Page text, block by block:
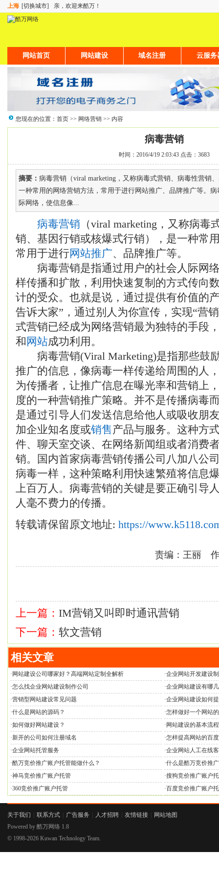
上海 [切换城市] 亲，欢迎来酷万！
网站首页 网站建设 域名注册 云服务
您现在的位置： 首页 >> 网络营销 >> 内容
病毒营销
时间：2016/4/19 2:03:43 点击：3683
摘要： 病毒营销（viral marketing，又称病毒式营销、病毒性营销
一种常用的网络营销方法，常用于进行网站推广、品牌推广等。
际网络，使信息像...
病毒营销 （viral marketing，又称病毒
销、基因行销或核爆式行销），是一种常
常用于进行网站推广、品牌推广等。
病毒营销是指通过用户的社会人际网
样传播和扩散，利用快速复制的方式传向
计的受众。也就是说，通过提供有价值的
告诉大家”，通过别人为你宣传，实现“营
式营销已经成为网络营销最为独特的手段
和 网站成功利用。
病毒营销(Viral Marketing)是指那些鼓
推广的信息，像病毒一样传递给周围的人
为传播者，让推广信息在曝光率和营销上
度的一种营销推广策略。并不是传播病毒
是通过引导人们发送信息给他人或吸收朋
加企业知名度或销售产品与服务。这种方
件、聊天室交谈、在网络新闻组或者消费
销。国内首家病毒营销传播公司八加八公
病毒一样，这种策略利用快速繁殖将信息
上百万人。病毒营销的关键是要正确引导
人毫不费力的传播。
转载请保留原文地址: https://
责编：王丽
上一篇： IM营销又叫即时通讯营销
下一篇： 软文营销
相关文章
· 网站建设公司哪家好？高端网站定制全解析 ·企业网站开发建设
·怎么找企业网站建设制作公司 ·企业网站建设有哪
·营销型网站建设常见问题 ·企业网站建设如何
·什么是网站的源码？ ·怎样做好一个网站
·如何做好网站建设？ · 网站建设的基本流程
·新开的公司如何注册域名 ·怎样提高网站的百
·企业网站托管服务 ·企业网站人工在线
·酷万竞价推广账户托管能做什么？ ·什么是酷万竞价推
·神马竞价推广账户托管 ·搜狗竞价推广账户
·360竞价推广账户托管 ·百度竞价推广账户
关于我们 联系方式 广告服务 人才招聘 友情链接
网站地图
Powered by 酷万网络 1.8
© 1998-2026 Kuwan Technology Team.